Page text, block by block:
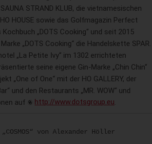
STRAND KLUB, die vietnamesischen
HOUSE sowie das Golfmagazin Perfect
„DOTS Cooking“ und seit 2015
„DOTS Cooking“ die Handelskette SPAR.
„La Petite Ivy“ im 1302 errichteten
seine eigene Gin-Marke „Chin Chin“
„One of One“ mit der HO GALLERY, der
und den Restaurants „MR. WOW“ und
auf
http://www.dotsgroup.eu.
von Alexander Höller